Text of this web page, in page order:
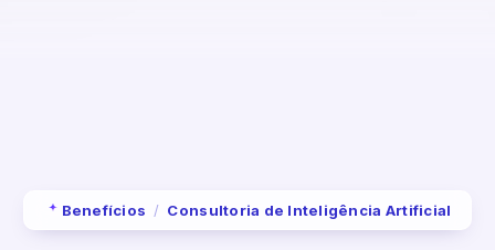
Benefícios / Consultoria de Inteligência Artificial